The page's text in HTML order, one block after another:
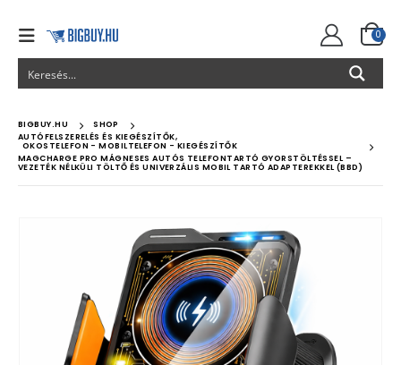
0
BIGBUY.HU
SHOP
AUTÓFELSZERELÉS ÉS KIEGÉSZÍTŐK,
OKOSTELEFON - MOBILTELEFON - KIEGÉSZÍTŐK
MAGCHARGE PRO MÁGNESES AUTÓS TELEFONTARTÓ GYORSTÖLTÉSSEL –
VEZETÉK NÉLKÜLI TÖLTŐ ÉS UNIVERZÁLIS MOBIL TARTÓ ADAPTEREKKEL (BBD)